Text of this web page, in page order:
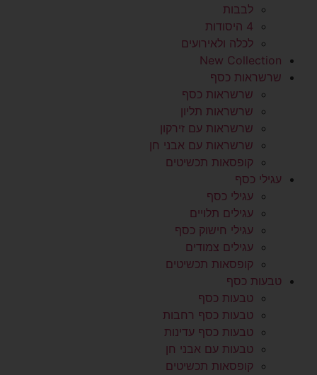
לבבות
4 היסודות
לכלה ולאירועים
New Collection
שרשראות כסף
שרשראות כסף
שרשראות תליון
שרשראות עם זירקון
שרשראות עם אבני חן
קופסאות תכשיטים
עגילי כסף
עגילי כסף
עגילים תלויים
עגילי חישוק כסף
עגילים צמודים
קופסאות תכשיטים
טבעות כסף
טבעות כסף
טבעות כסף רחבות
טבעות כסף עדינות
טבעות עם אבני חן
קופסאות תכשיטים